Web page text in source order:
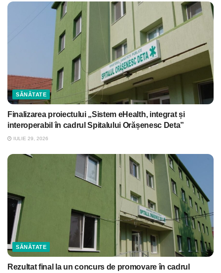
SĂNĂTATE
Finalizarea proiectului „Sistem eHealth, integrat și
interoperabil în cadrul Spitalului Orășenesc Deta”
IULIE 29, 2026
SĂNĂTATE
Rezultat final la un concurs de promovare în cadrul